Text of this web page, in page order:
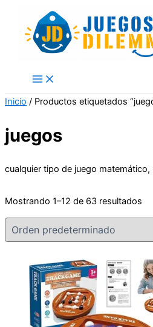
content
Inicio / Productos etiquetados
juegos
cualquier tipo de juego
Mostrando 1–12 de 63 resultados